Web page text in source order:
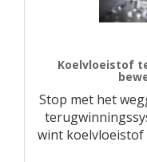
Koelvloeistof
Stop met het
wint koelvloeistof